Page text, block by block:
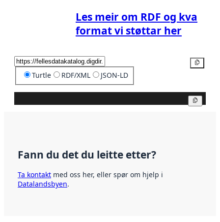
Les meir om RDF og kva
format vi støttar her
Turtle RDF/XML JSON-LD
Fann du det du leitte etter?
Ta kontakt med oss her, eller spør om hjelp i
Datalandsbyen.